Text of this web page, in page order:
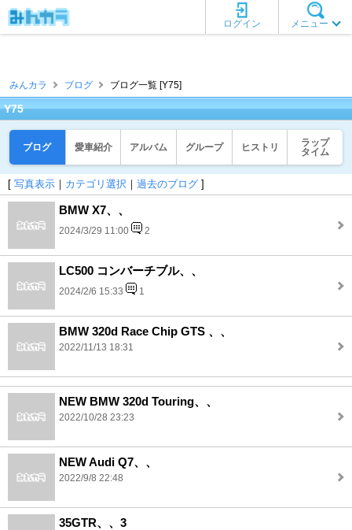
メニュー
ログイン
みんカラ ブログ ブログ一覧 [Y75]
Y75
ブログ 愛車紹介 アルバム グループ ヒストリ
ラップ
タイム
[ 写真表示 ｜ カテゴリ選択 ｜ 過去のブログ ]
BMW X7、、
2024/3/29 11:00 2
LC500 コンバーチブル、、
2024/2/6 15:33 1
BMW 320d Race Chip GTS 、、
2022/11/13 18:31
NEW BMW 320d Touring、、
2022/10/28 23:23
NEW Audi Q7、、
2022/9/8 22:48
35GTR、、3